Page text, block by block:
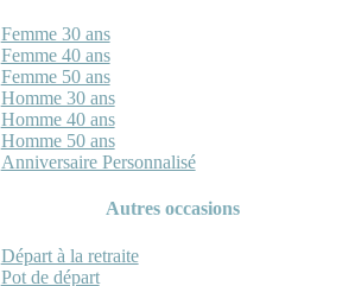
Femme 30 ans
Femme 40 ans
Femme 50 ans
Homme 30 ans
Homme 40 ans
Homme 50 ans
Anniversaire Personnalisé
Autres occasions
Départ à la retraite
Pot de départ